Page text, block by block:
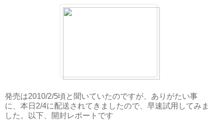
発売は2010/2/5頃と聞いていたのですが、ありがたい事
に、本日2/4に配送されてきましたので、早速試用してみま
した。以下、開封レポートです